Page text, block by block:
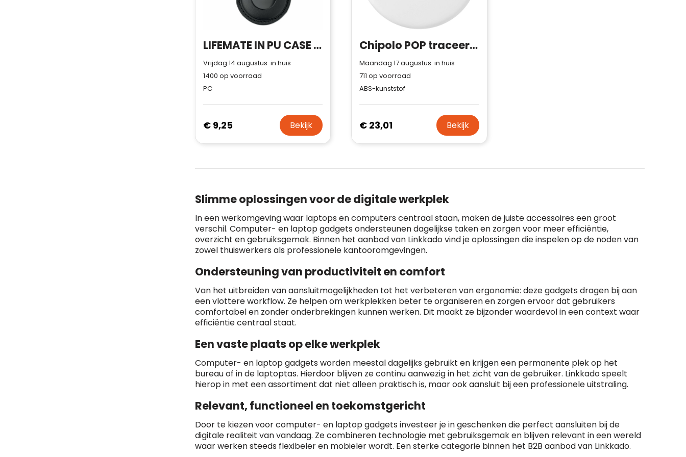
LIFEMATE IN PU CASE - Smart Find My Locator
Vrijdag 14 augustus in huis
1400 op voorraad
PC
€ 9,25 Bekijk
Chipolo POP traceertag
Maandag 17 augustus in huis
711 op voorraad
ABS-kunststof
€ 23,01 Bekijk
Slimme oplossingen voor de digitale werkplek
In een werkomgeving waar laptops en computers centraal staan, maken de juiste accessoires een groot
verschil. Computer- en laptop gadgets ondersteunen dagelijkse taken en zorgen voor meer efficiëntie,
overzicht en gebruiksgemak. Binnen het aanbod van Linkkado vind je oplossingen die inspelen op de noden van
zowel thuiswerkers als professionele kantooromgevingen.
Ondersteuning van productiviteit en comfort
Van het uitbreiden van aansluitmogelijkheden tot het verbeteren van ergonomie: deze gadgets dragen bij aan
een vlottere workflow. Ze helpen om werkplekken beter te organiseren en zorgen ervoor dat gebruikers
comfortabel en zonder onderbrekingen kunnen werken. Dit maakt ze bijzonder waardevol in een context waar
efficiëntie centraal staat.
Een vaste plaats op elke werkplek
Computer- en laptop gadgets worden meestal dagelijks gebruikt en krijgen een permanente plek op het
bureau of in de laptoptas. Hierdoor blijven ze continu aanwezig in het zicht van de gebruiker. Linkkado speelt
hierop in met een assortiment dat niet alleen praktisch is, maar ook aansluit bij een professionele uitstraling.
Relevant, functioneel en toekomstgericht
Door te kiezen voor computer- en laptop gadgets investeer je in geschenken die perfect aansluiten bij de
digitale realiteit van vandaag. Ze combineren technologie met gebruiksgemak en blijven relevant in een wereld
waar werken steeds flexibeler en mobieler wordt. Een sterke categorie binnen het B2B aanbod van Linkkado.
Domein:
onderneming:
Aantal werknemers
vertrouwen!
Meer informatie
Voor bedrijven
verhoogt u uw verkoop met de
Trustindex-certificaat.